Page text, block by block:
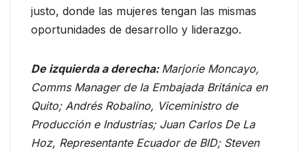
justo, donde las mujeres tengan las mismas
oportunidades de desarrollo y liderazgo.
De izquierda a derecha: Marjorie Moncayo,
Comms Manager de la Embajada Británica en
Quito; Andrés Robalino, Viceministro de
Producción e Industrias; Juan Carlos De La
Hoz, Representante Ecuador de BID; Steven